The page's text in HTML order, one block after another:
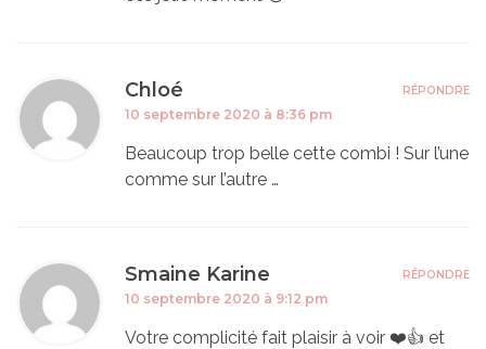
Chloé
10 septembre 2020 à 8:36 pm
Beaucoup trop belle cette combi ! Sur l’une
comme sur l’autre …
RÉPONDRE
Smaine Karine
10 septembre 2020 à 9:12 pm
Votre complicité fait plaisir à voir ❤️👍 et
RÉPONDRE